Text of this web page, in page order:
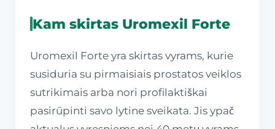
Kam skirtas Uromexil Forte
Uromexil Forte yra skirtas vyrams, kurie
susiduria su pirmaisiais prostatos veiklos
sutrikimais arba nori profilaktiškai
pasirūpinti savo lytine sveikata. Jis ypač